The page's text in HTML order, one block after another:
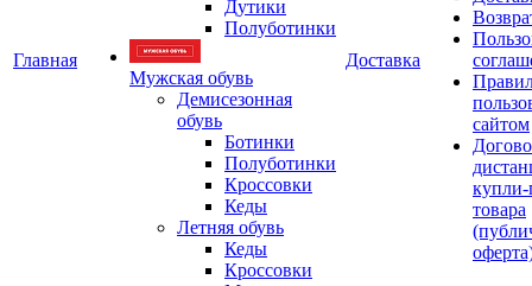
Главная
Дутики
Полуботинки
Мужская обувь
Демисезонная
обувь
Ботинки
Полуботинки
Кроссовки
Кеды
Летняя обувь
Кеды
Кроссовки
Доставка
сайтом
товара